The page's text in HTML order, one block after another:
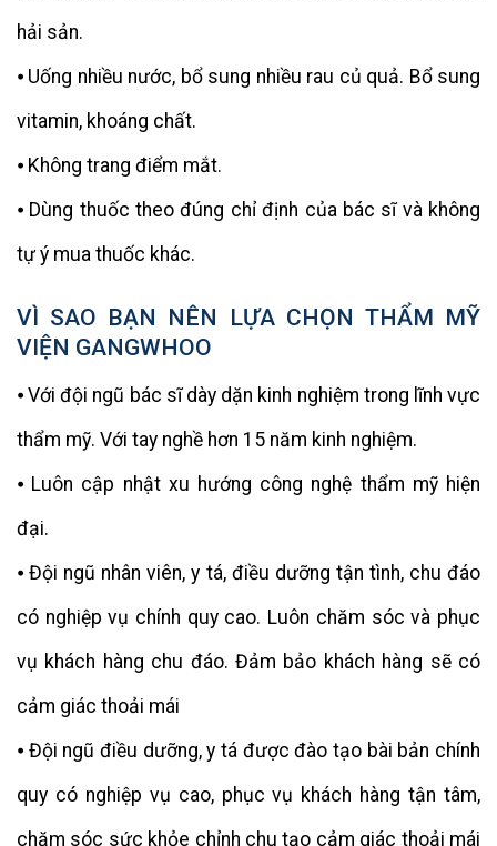
hải sản.
⦁ Uống nhiều nước, bổ sung nhiều rau củ quả. Bổ sung
vitamin, khoáng chất.
⦁ Không trang điểm mắt.
⦁ Dùng thuốc theo đúng chỉ định của bác sĩ và không
tự ý mua thuốc khác.
VÌ SAO BẠN NÊN LỰA CHỌN THẨM MỸ
VIỆN GANGWHOO
⦁ Với đội ngũ bác sĩ dày dặn kinh nghiệm trong lĩnh vực
thẩm mỹ. Với tay nghề hơn 15 năm kinh nghiệm.
⦁ Luôn cập nhật xu hướng công nghệ thẩm mỹ hiện
đại.
⦁ Đội ngũ nhân viên, y tá, điều dưỡng tận tình, chu đáo
có nghiệp vụ chính quy cao. Luôn chăm sóc và phục
vụ khách hàng chu đáo. Đảm bảo khách hàng sẽ có
cảm giác thoải mái
⦁ Đội ngũ điều dưỡng, y tá được đào tạo bài bản chính
quy có nghiệp vụ cao, phục vụ khách hàng tận tâm,
chăm sóc sức khỏe chỉnh chu tạo cảm giác thoải mái